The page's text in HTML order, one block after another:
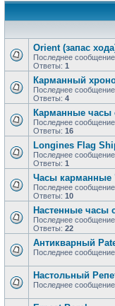
Orient (запас
Последнее сообщение
Ответы: 1
Карманный
Последнее сообщение
Ответы: 4
Карманные часы
Последнее сообщение
Ответы: 16
Longines Flag
Последнее сообщение
Ответы: 1
Часы карманные
Последнее сообщение
Ответы: 10
Настенные часы
Последнее сообщение
Ответы: 22
Антикварный
Последнее сообщение
Настольный
Последнее сообщение